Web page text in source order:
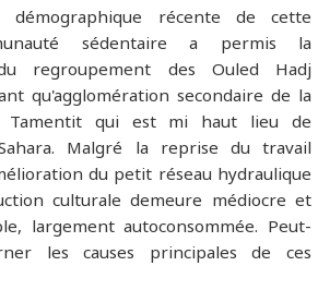
démographique récente de cette
sédentaire a permis la
regroupement des Ouled Hadj
qu'agglomération secondaire de la
Tamentit qui est mi haut lieu de
Malgré la reprise du travail
du petit réseau hydraulique
culturale demeure médiocre et
largement autoconsommée. Peut-
les causes principales de ces